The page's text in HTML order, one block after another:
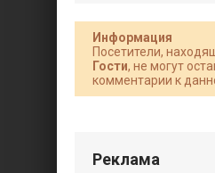
Информация
Посетители,
Гости, не могут
комментарии к
Реклама